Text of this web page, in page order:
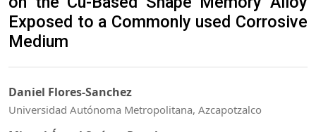
Exposed to a Commonly used Corrosive
Medium
Daniel Flores-Sanchez
Universidad Autónoma Metropolitana, Azcapotzalco